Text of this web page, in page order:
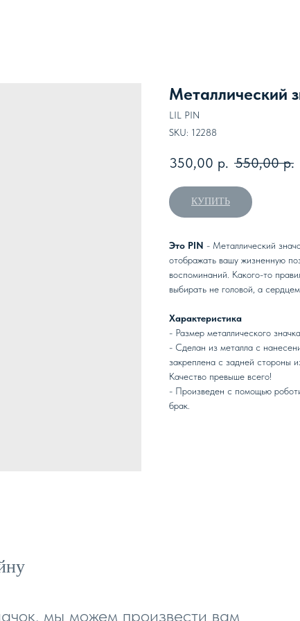
Металлический
LIL PIN
SKU: 12288
350,00 р. 550,00 р.
КУПИТЬ
Это PIN - Металлический
отображать вашу жизненную
воспоминаний. Какого-то
выбирать не головой, а сердцем.
Характеристика
- Размер металлического
- Сделан из металла с
закреплена с задней стороны
Качество превыше всего!
- Произведен с помощью
брак.
мы можем произвести вам